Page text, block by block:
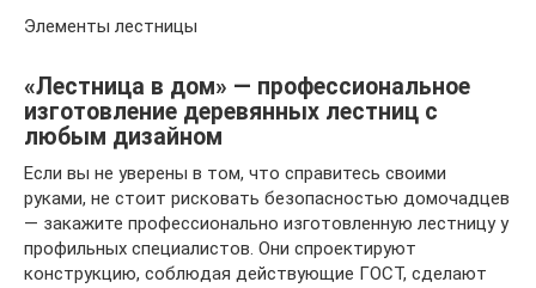
Элементы лестницы
«Лестница в дом» — профессиональное
изготовление деревянных лестниц с
любым дизайном
Если вы не уверены в том, что справитесь своими
руками, не стоит рисковать безопасностью домочадцев
— закажите профессионально изготовленную лестницу у
профильных специалистов. Они спроектируют
конструкцию, соблюдая действующие ГОСТ, сделают